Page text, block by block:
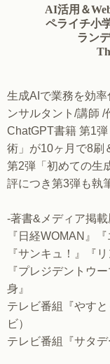
AI活用＆
ペライチ小
ラン
生成AIで業務を効率
ンサルタント/講師 /
ChatGPT書籍 第1
術」が10ヶ月で8刷
第2弾「初めての生
評につき第3弾も執
-著書&メディア掲
『日経WOMAN』
『サンキュ！』『
『プレジデントウ
身』
テレビ番組『やす
ビ）
テレビ番組『サタ